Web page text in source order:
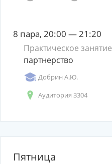
8 пара, 20:00 — 21:20
Практическое занятие
партнерство
Добрин А.Ю.
Аудитория 3304
Пятница